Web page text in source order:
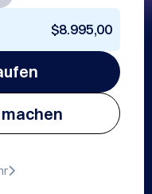
$8.995,00